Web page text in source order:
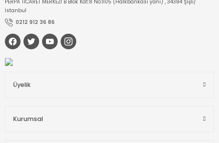
PERPA TİCARET MERKEZİ B Blok Kat:8 No:1105 (Halkbankası yanı) , 34384 Şişli/
İstanbul
0212 912 36 86
Üyelik
Kurumsal